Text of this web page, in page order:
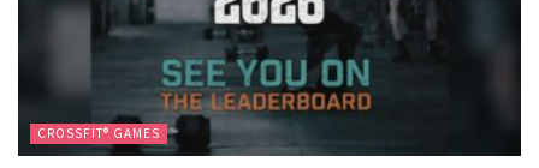
CROSSFIT® GAMES